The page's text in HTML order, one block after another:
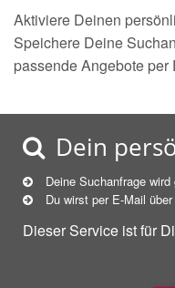
Aktiviere Deinen
Speichere Deine
passende Angebote per
Dein
Deine Suchanfrage
Du wirst per E-Mail
Dieser Service ist für